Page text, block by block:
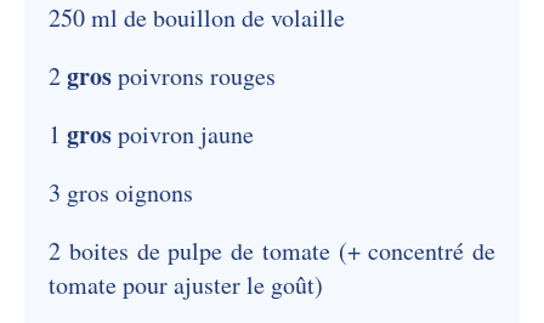
250 ml de bouillon de volaille
2grospoivrons rouges
1 grospoivron jaune
3 gros oignons
2 boites de pulpe de tomate (+ concentré de
tomate pour ajuster le goût)